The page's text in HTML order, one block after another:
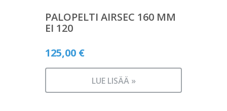
PALOPELTI AIRSEC 160 MM
EI 120
125,00 €
LUE LISÄÄ »